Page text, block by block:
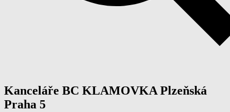
Kanceláře BC KLAMOVKA Plzeňská
Praha 5